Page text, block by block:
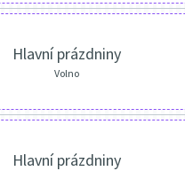
Hlavní prázdniny
Volno
Hlavní prázdniny